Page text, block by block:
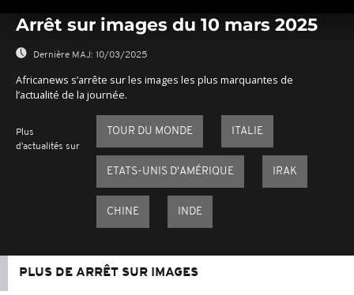
seconds
seconds
Arrêt sur images du 10 mars 2025
Dernière MAJ: 10/03/2025
Africanews s’arrête sur les images les plus marquantes de
l’actualité de la journée.
Plus
d'actualités sur
TOUR DU MONDE ITALIE
ETATS-UNIS D'AMÉRIQUE IRAK
CHINE INDE
PLUS DE ARRÊT SUR IMAGES